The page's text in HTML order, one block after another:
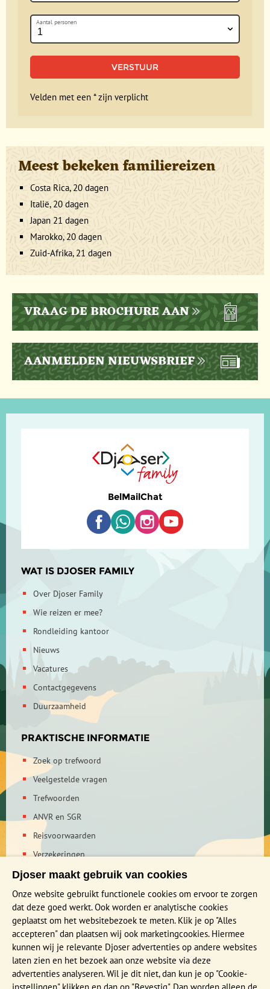
Aantal personen
Velden met een * zijn verplicht
Meest bekeken familiereizen
Costa Rica, 20 dagen
Italië, 20 dagen
Japan 21 dagen
Marokko, 20 dagen
Zuid-Afrika, 21 dagen
VRAAG DE BROCHURE AAN
AANMELDEN NIEUWSBRIEF
BelMailChat
WAT IS DJOSER FAMILY
Over Djoser Family
Wie reizen er mee?
Rondleiding kantoor
Nieuws
Vacatures
Contactgegevens
Duurzaamheid
PRAKTISCHE INFORMATIE
Zoek op trefwoord
Veelgestelde vragen
Trefwoorden
ANVR en SGR
Reisvoorwaarden
Verzekeringen
Reis en boek met Djoser zekerheid
Privacy verklaring
MEER WETEN?
Brochure aanvragen
Presentaties en Infodagen
Aanmelden nieuwsbrief
Djoser maakt gebruik van cookies
Onze website gebruikt functionele cookies om ervoor te zorgen
dat deze goed werkt. Ook worden er analytische cookies
geplaatst om het websitebezoek te meten. Klik je op "Alles
accepteren" dan plaatsen wij ook marketingcookies. Hiermee
kunnen wij je relevante Djoser advertenties op andere websites
laten zien en het bezoek aan onze website via deze
advertenties analyseren. Wil je dit niet, dan kun je op "Cookie-